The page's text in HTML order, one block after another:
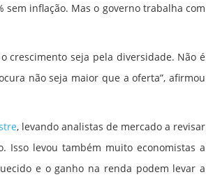
sem inflação. Mas o governo trabalha com
crescimento seja pela diversidade. Não é
não seja maior que a oferta”, afirmou
, levando analistas de mercado a revisar
Isso levou também muito economistas a
e o ganho na renda podem levar a